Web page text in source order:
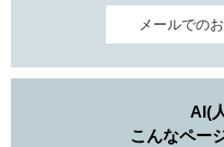
メールでの
AI(
こんなペー